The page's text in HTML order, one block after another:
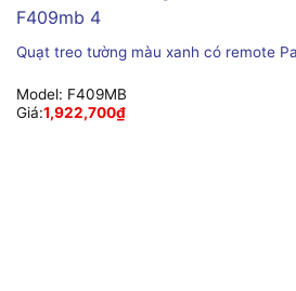
Quạt treo tường màu xanh có remote
Model: F409MB
Giá:1,922,700₫